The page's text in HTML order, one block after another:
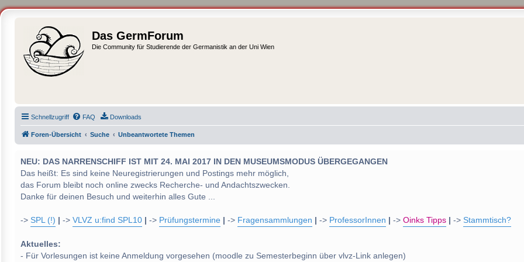
Das GermForum
Die Community für Studierende der Germanistik an der Uni Wien
Schnellzugriff FAQ Downloads
Foren-Übersicht Suche Unbeantwortete Themen
NEU: DAS NARRENSCHIFF IST MIT 24. MAI 2017 IN DEN MUSEUMSMODUS ÜBERGEGANGEN
Das heißt: Es sind keine Neuregistrierungen und Postings mehr möglich,
das Forum bleibt noch online zwecks Recherche- und Andachtszwecken.
Danke für deinen Besuch und weiterhin alles Gute ...
-> SPL (!) -> VLVZ u:find SPL10 -> Prüfungstermine -> Fragensammlungen -> ProfessorInnen -> Oinks Tipps -> Stammtisch?
Aktuelles:
- Für Vorlesungen ist keine Anmeldung vorgesehen (moodle zu Semesterbeginn über vlvz-Link anlegen)